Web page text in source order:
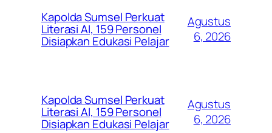
Kapolda Sumsel Perkuat
Literasi AI, 159 Personel
Disiapkan Edukasi Pelajar
Agustus
6, 2026
Kapolda Sumsel Perkuat
Literasi AI, 159 Personel
Disiapkan Edukasi Pelajar
Agustus
6, 2026